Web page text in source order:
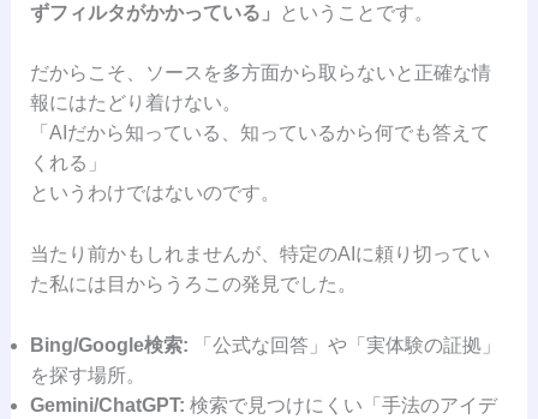
ずフィルタがかかっている」
ということです。
だからこそ、ソースを多方面から取らないと正確な情
報にはたどり着けない。
「AIだから知っている、知っているから何でも答えて
くれる」
というわけではないのです。
当たり前かもしれませんが、特定のAIに頼り切ってい
た私には目からうろこの発見でした。
Bing/Google検索: 「公式な回答」や「実体験の証拠」
を探す場所。
Gemini/ChatGPT: 検索で見つけにくい「手法のアイデ